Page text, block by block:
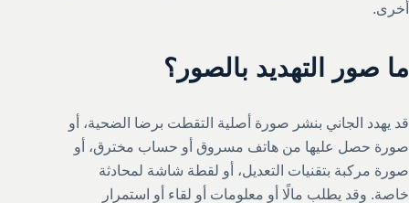
أخرى.
ما صور التهديد بالصور؟
قد يهدد الجاني بنشر صورة أصلية التقطت برضا الضحية، أو
صورة حصل عليها من هاتف مسروق أو حساب مخترق، أو
صورة مركبة بتقنيات التعديل، أو لقطة شاشة لمحادثة
خاصة. وقد يطلب مالًا أو معلومات أو لقاء أو استمرار